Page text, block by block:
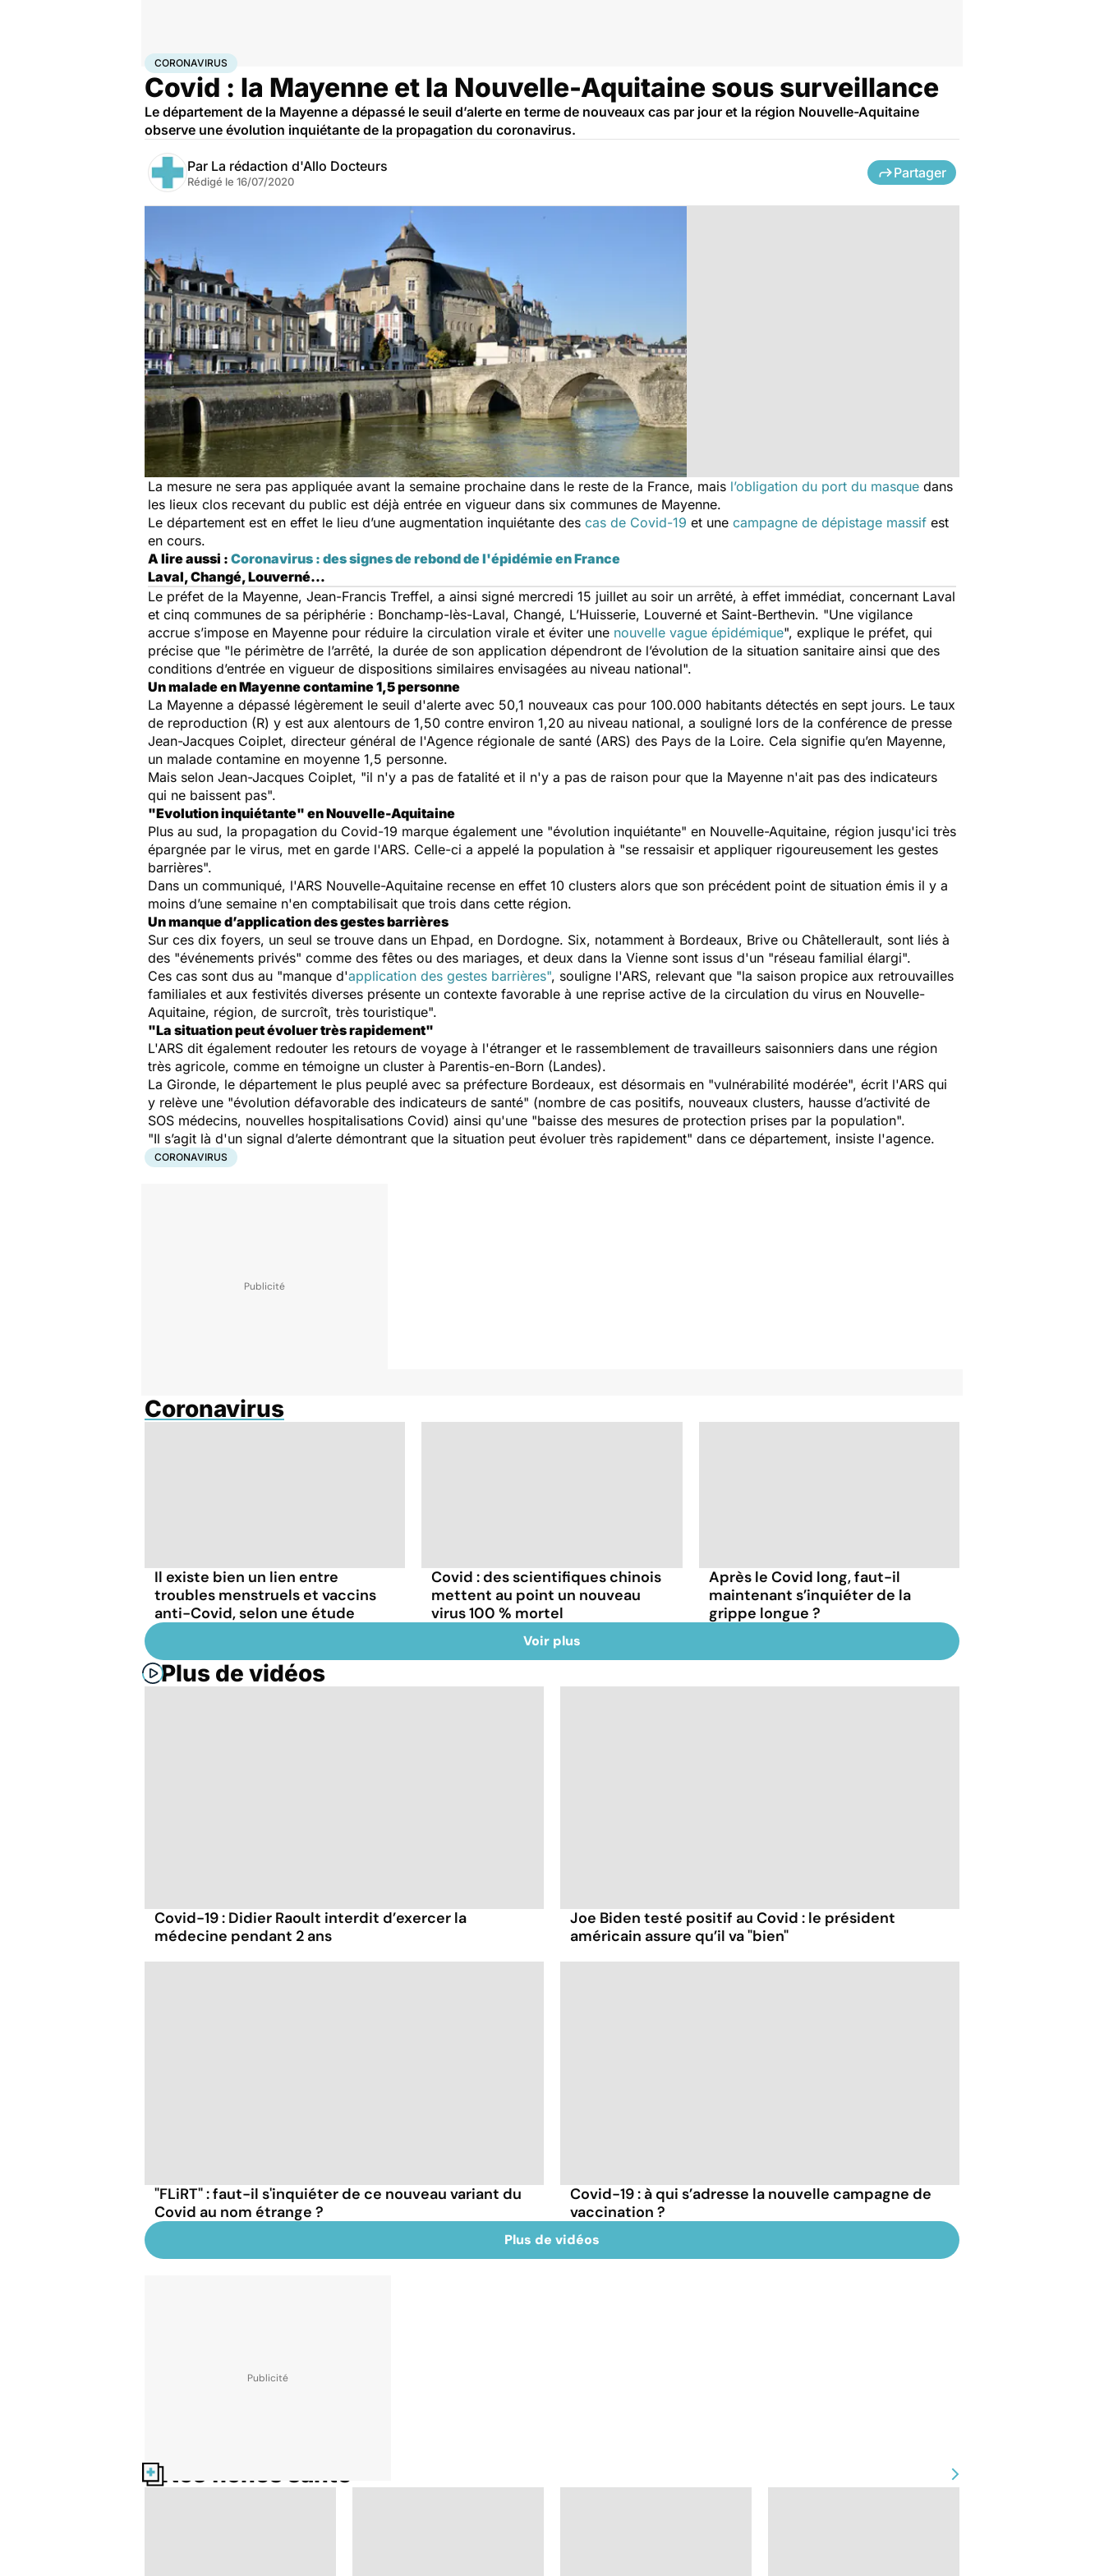
AccueilSantéMaladies
CORONAVIRUS
Covid : la Mayenne et la Nouvelle-Aquitaine sous surveillance
Le département de la Mayenne a dépassé le seuil d’alerte en terme de nouveaux cas par jour et la région Nouvelle-Aquitaine
observe une évolution inquiétante de la propagation du coronavirus.
Par La rédaction d'Allo Docteurs
Rédigé le 16/07/2020
Partager
La mesure ne sera pas appliquée avant la semaine prochaine dans le reste de la France, mais l’obligation du port du masque dans
les lieux clos recevant du public est déjà entrée en vigueur dans six communes de Mayenne.
Le département est en effet le lieu d’une augmentation inquiétante des cas de Covid-19 et une campagne de dépistage massif est
en cours.
A lire aussi : Coronavirus : des signes de rebond de l'épidémie en France
Laval, Changé, Louverné…
Le préfet de la Mayenne, Jean-Francis Treffel, a ainsi signé mercredi 15 juillet au soir un arrêté, à effet immédiat, concernant Laval
et cinq communes de sa périphérie : Bonchamp-lès-Laval, Changé, L’Huisserie, Louverné et Saint-Berthevin. "Une vigilance
accrue s’impose en Mayenne pour réduire la circulation virale et éviter une nouvelle vague épidémique", explique le préfet, qui
précise que "le périmètre de l’arrêté, la durée de son application dépendront de l’évolution de la situation sanitaire ainsi que des
conditions d’entrée en vigueur de dispositions similaires envisagées au niveau national".
Un malade en Mayenne contamine 1,5 personne
La Mayenne a dépassé légèrement le seuil d'alerte avec 50,1 nouveaux cas pour 100.000 habitants détectés en sept jours. Le taux
de reproduction (R) y est aux alentours de 1,50 contre environ 1,20 au niveau national, a souligné lors de la conférence de presse
Jean-Jacques Coiplet, directeur général de l'Agence régionale de santé (ARS) des Pays de la Loire. Cela signifie qu’en Mayenne,
un malade contamine en moyenne 1,5 personne.
Mais selon Jean-Jacques Coiplet, "il n'y a pas de fatalité et il n'y a pas de raison pour que la Mayenne n'ait pas des indicateurs
qui ne baissent pas".
"Evolution inquiétante" en Nouvelle-Aquitaine
Plus au sud, la propagation du Covid-19 marque également une "évolution inquiétante" en Nouvelle-Aquitaine, région jusqu'ici très
épargnée par le virus, met en garde l'ARS. Celle-ci a appelé la population à "se ressaisir et appliquer rigoureusement les gestes
barrières".
Dans un communiqué, l'ARS Nouvelle-Aquitaine recense en effet 10 clusters alors que son précédent point de situation émis il y a
moins d’une semaine n'en comptabilisait que trois dans cette région.
Un manque d’application des gestes barrières
Sur ces dix foyers, un seul se trouve dans un Ehpad, en Dordogne. Six, notamment à Bordeaux, Brive ou Châtellerault, sont liés à
des "événements privés" comme des fêtes ou des mariages, et deux dans la Vienne sont issus d'un "réseau familial élargi".
Ces cas sont dus au "manque d'application des gestes barrières", souligne l'ARS, relevant que "la saison propice aux retrouvailles
familiales et aux festivités diverses présente un contexte favorable à une reprise active de la circulation du virus en Nouvelle-
Aquitaine, région, de surcroît, très touristique".
"La situation peut évoluer très rapidement"
L'ARS dit également redouter les retours de voyage à l'étranger et le rassemblement de travailleurs saisonniers dans une région
très agricole, comme en témoigne un cluster à Parentis-en-Born (Landes).
La Gironde, le département le plus peuplé avec sa préfecture Bordeaux, est désormais en "vulnérabilité modérée", écrit l'ARS qui
y relève une "évolution défavorable des indicateurs de santé" (nombre de cas positifs, nouveaux clusters, hausse d’activité de
SOS médecins, nouvelles hospitalisations Covid) ainsi qu'une "baisse des mesures de protection prises par la population".
"Il s’agit là d'un signal d’alerte démontrant que la situation peut évoluer très rapidement" dans ce département, insiste l'agence.
CORONAVIRUS
Coronavirus
Il existe bien un lien entre
troubles menstruels et vaccins
anti-Covid, selon une étude
Covid : des scientifiques chinois
mettent au point un nouveau
virus 100 % mortel
Après le Covid long, faut-il
maintenant s’inquiéter de la
grippe longue ?
Voir plus
Plus de vidéos
Covid-19 : Didier Raoult interdit d’exercer la
médecine pendant 2 ans
Joe Biden testé positif au Covid : le président
américain assure qu’il va "bien"
"FLiRT" : faut-il s'inquiéter de ce nouveau variant du
Covid au nom étrange ?
Covid-19 : à qui s’adresse la nouvelle campagne de
vaccination ?
Plus de vidéos
Nos fiches santé